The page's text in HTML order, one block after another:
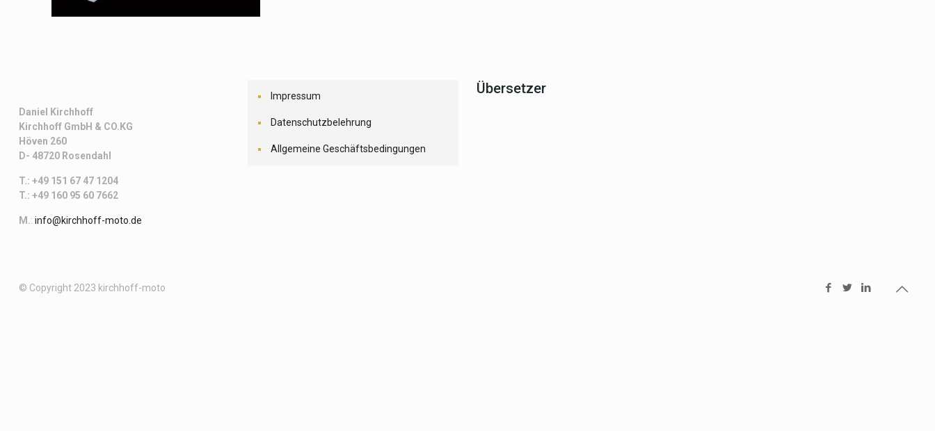
Daniel Kirchhoff
Kirchhoff GmbH & CO.KG
Höven 260
D- 48720 Rosendahl
T.: +49 151 67 47 1204
T.: +49 160 95 60 7662
M.: info@kirchhoff-moto.de
Impressum
Datenschutzbelehrung
Allgemeine Geschäftsbedingungen
Übersetzer
© Copyright 2023 kirchhoff-moto